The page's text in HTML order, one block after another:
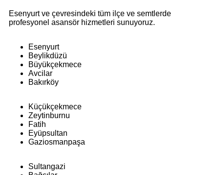
Esenyurt ve çevresindeki tüm ilçe ve semtlerde
profesyonel asansör hizmetleri sunuyoruz.
Esenyurt
Beylikdüzü
Büyükçekmece
Avcilar
Bakırköy
Küçükçekmece
Zeytinburnu
Fatih
Eyüpsultan
Gaziosmanpaşa
Sultangazi